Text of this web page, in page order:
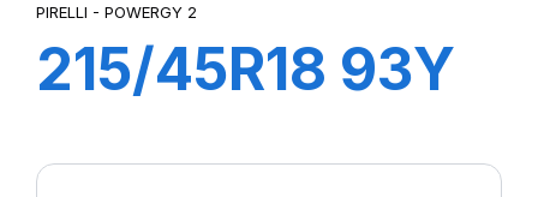
PIRELLI - POWERGY 2
215/45R18 93Y